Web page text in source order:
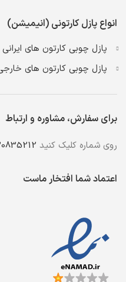
انواع پازل کارتونی (انیمیشن)
پازل چوبی کارتون های ایرانی
پازل چوبی کارتون های
برای سفارش، مشاوره و ارتباط
روی شماره کلیک کنید
اعتماد شما افتخار ماست